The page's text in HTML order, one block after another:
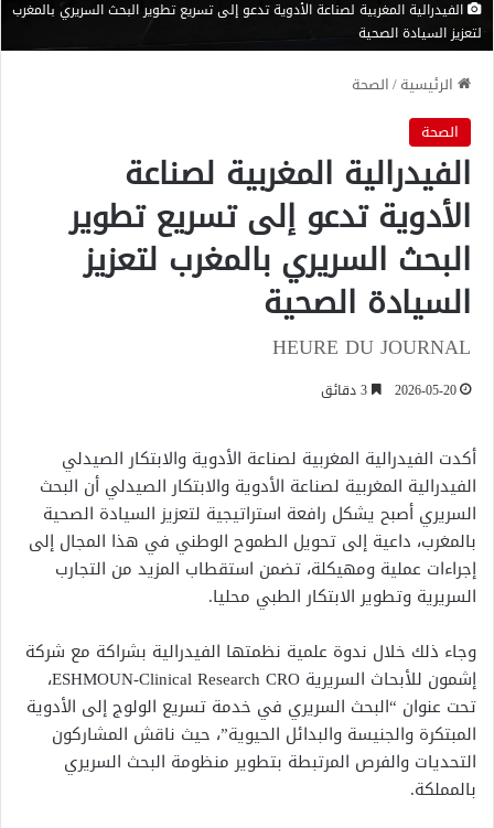
الفيدرالية المغربية لصناعة الأدوية تدعو إلى تسريع تطوير البحث السريري بالمغرب
لتعزيز السيادة الصحية
الرئيسية/الصحة
الصحة
الفيدرالية المغربية لصناعة
الأدوية تدعو إلى تسريع تطوير
البحث السريري بالمغرب لتعزيز
السيادة الصحية
HEURE DU JOURNAL
2026-05-20
أكدت الفيدرالية المغربية لصناعة الأدوية والابتكار الصيدلي
الفيدرالية المغربية لصناعة الأدوية والابتكار الصيدلي أن البحث
السريري أصبح يشكل رافعة استراتيجية لتعزيز السيادة الصحية
بالمغرب، داعية إلى تحويل الطموح الوطني في هذا المجال إلى
إجراءات عملية ومهيكلة، تضمن استقطاب المزيد من التجارب
السريرية وتطوير الابتكار الطبي محليا.
وجاء ذلك خلال ندوة علمية نظمتها الفيدرالية بشراكة مع شركة
إشمون للأبحاث السريرية ESHMOUN-Clinical Research CRO،
تحت عنوان “البحث السريري في خدمة تسريع الولوج إلى الأدوية
المبتكرة والجنيسة والبدائل الحيوية”، حيث ناقش المشاركون
التحديات والفرص المرتبطة بتطوير منظومة البحث السريري
بالمملكة.